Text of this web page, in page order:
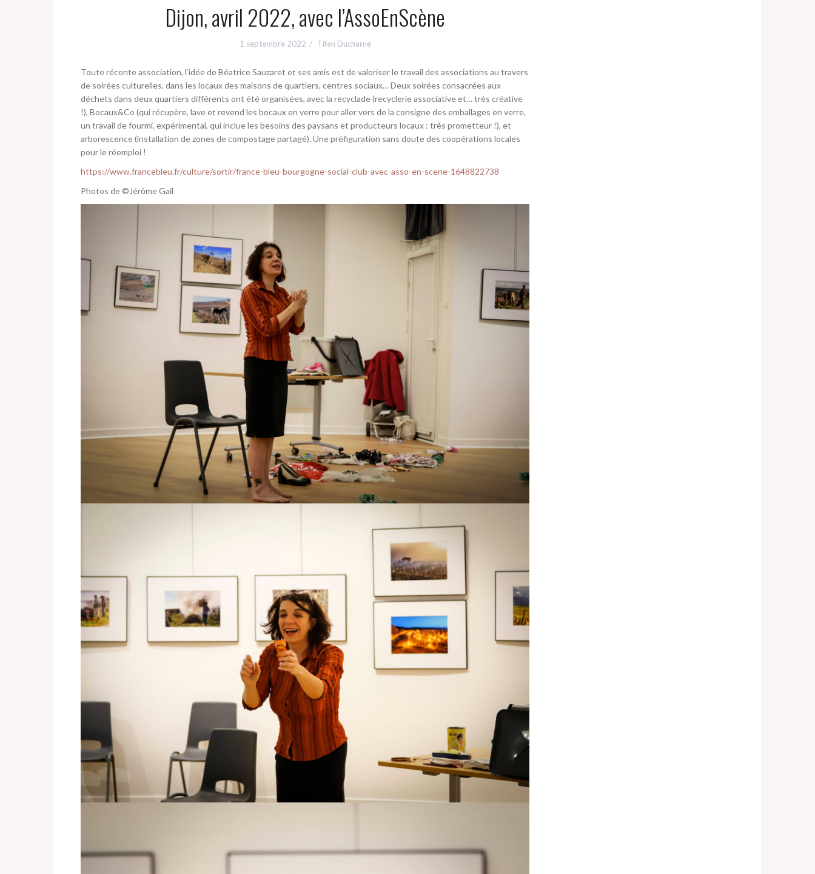
Dijon, avril 2022, avec l’AssoEnScène
1 septembre 2022 Tifen Ducharne
Toute récente association, l’idée de Béatrice Sauzaret et ses amis est de valoriser le travail des associations au travers
de soirées culturelles, dans les locaux des maisons de quartiers, centres sociaux… Deux soirées consacrées aux
déchets dans deux quartiers différents ont été organisées, avec la recyclade (recyclerie associative et… très créative
!), Bocaux&Co (qui récupère, lave et revend les bocaux en verre pour aller vers de la consigne des emballages en verre,
un travail de fourmi, expérimental, qui inclue les besoins des paysans et producteurs locaux : très prometteur !), et
arborescence (installation de zones de compostage partagé). Une préfiguration sans doute des coopérations locales
pour le réemploi !
https://www.francebleu.fr/culture/sortir/france-bleu-bourgogne-social-club-avec-asso-en-scene-1648822738
Photos de ©Jérôme Gail